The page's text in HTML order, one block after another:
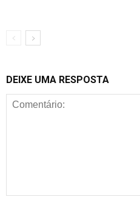
DEIXE UMA RESPOSTA